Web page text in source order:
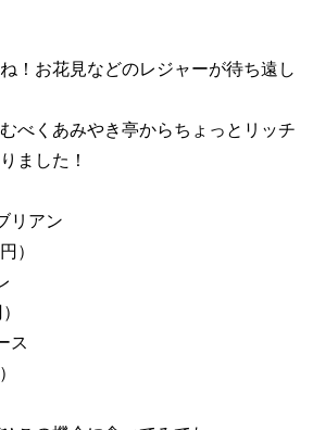
！お花見などのレジャーが待ち遠し
べくあみやき亭からちょっとリッチ
ました！
リアン
）
ス